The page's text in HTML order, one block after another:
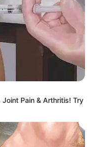
Pain & Arthritis! Try